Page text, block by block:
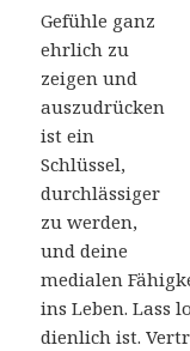
Gefühle ganz
ehrlich zu
zeigen und
auszudrücken
ist ein
Schlüssel,
durchlässiger
zu werden,
und deine
medialen
ins Leben. Lass
dienlich ist.